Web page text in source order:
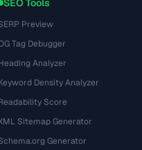
SEO Tools
Preview
Tag Debugger
Analyzer
Density Analyzer
Score
Sitemap Generator
Generator